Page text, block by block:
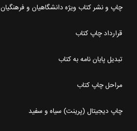
چاپ و نشر کتاب ویژه دانشگاهیان و فرهنگیان
قرارداد چاپ کتاب
تبدیل پایان نامه به کتاب
مراحل چاپ کتاب
چاپ دیجیتال (پرینت) سیاه و سفید